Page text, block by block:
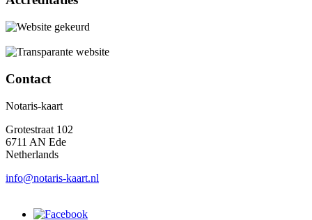
Contact
Notaris-kaart
Grotestraat 102
6711 AN Ede
Netherlands
info@notaris-kaart.nl